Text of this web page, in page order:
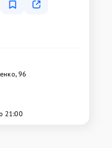
96
21:00